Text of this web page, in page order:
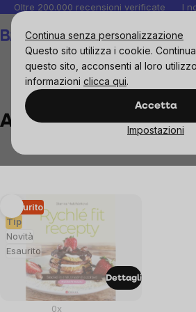
Continua senza personalizzazione
Questo sito utilizza i cookie.
questo sito, acconsenti al loro
informazioni clicca qui.
Accetta
Impostazioni
Salta
contenuto
Oltre 200.000 recensioni verificate I
Albatros Media
Albatros Media
List
of
products
Tip
Novità
Esaurito
Esaurito
0x
Dettagli